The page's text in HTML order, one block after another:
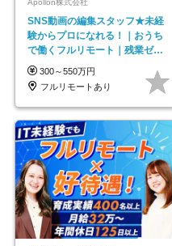
Apollon株式会社
SNS動画の編集スタッフ★未経
験からプロになれる！｜おうち
で働くフルリモート｜残業ゼロ
で18時退勤◎
300～550万円
フルリモートあり